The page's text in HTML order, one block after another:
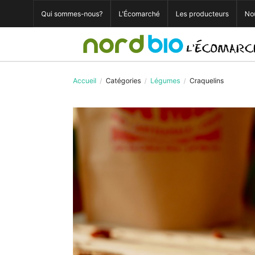
Qui sommes-nous? L'Écomarché Les producteurs
Accueil / Catégories / Légumes / Craquelins